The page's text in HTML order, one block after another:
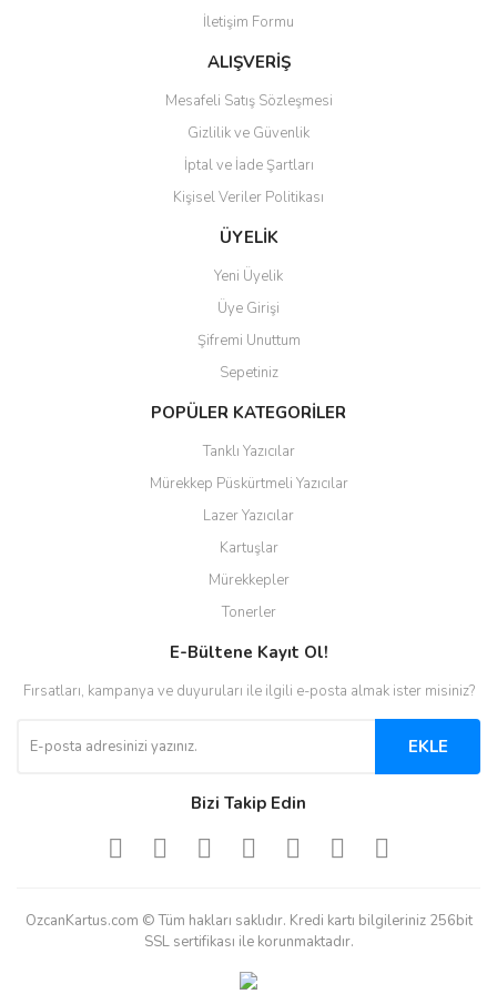
Ürün fiyatı diğer sitelerden daha pahalı.
Bu ürüne benzer farklı alternatifler olmalı.
Gönder
İletişim Formu
ALIŞVERİŞ
Mesafeli Satış Sözleşmesi
Gizlilik ve Güvenlik
İptal ve İade Şartları
Kişisel Veriler Politikası
ÜYELİK
Yeni Üyelik
Üye Girişi
Şifremi Unuttum
Sepetiniz
POPÜLER KATEGORİLER
Tanklı Yazıcılar
Mürekkep Püskürtmeli Yazıcılar
Lazer Yazıcılar
Kartuşlar
Mürekkepler
Tonerler
E-Bültene Kayıt Ol!
Fırsatları, kampanya ve duyuruları ile ilgili e-posta almak ister misiniz?
EKLE
Bizi Takip Edin
OzcanKartus.com © Tüm hakları saklıdır. Kredi kartı bilgileriniz 256bit
SSL sertifikası ile korunmaktadır.